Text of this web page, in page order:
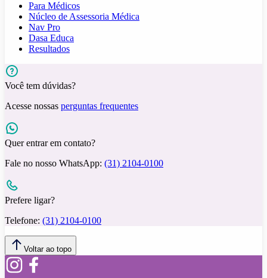
Para Médicos
Núcleo de Assessoria Médica
Nav Pro
Dasa Educa
Resultados
Você tem dúvidas?
Acesse nossas perguntas frequentes
Quer entrar em contato?
Fale no nosso WhatsApp: (31) 2104-0100
Prefere ligar?
Telefone: (31) 2104-0100
Voltar ao topo